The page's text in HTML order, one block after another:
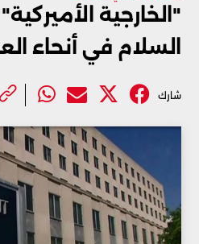
"الخارجية
السلام في أنحاء
شارك